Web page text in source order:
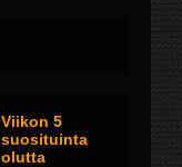
Viikon 5
suosituinta
olutta